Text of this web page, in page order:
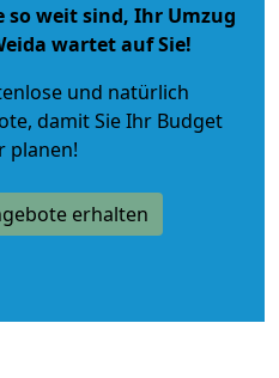
so weit sind, Ihr Umzug
wartet auf Sie!
und natürlich
, damit Sie Ihr Budget
planen!
erhalten